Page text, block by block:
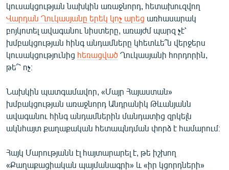
կուսակցության նախկին առաջնորդ, հետախուզվող
Վարդան Ղուկասյանը երեկ կոչ արեց առհասարակ
բոյկոտել ավագանու նիստերը, առայժմ պարզ չէ՝
խմբակցության հինգ անդամները կհետևե՞ն վերջերս
կուսակցությունից հեռացված Ղուկասյանի հորդորին,
թե՞՝ ոչ։
Նախկին պատգամավոր, «Մայր Հայաստան»
խմբակցության առաջնորդ Անդրանիկ Թևանյանն
ավագանու հինգ անդամներին մանդատից զրկելն
ակնհայտ քաղաքական հետապնդման փորձ է համարում։
Հայկ Մարությանն էլ հայտարարել է, թե իշխող
«Քաղաքացիական պայմանագրի» և «իր կցորդների»